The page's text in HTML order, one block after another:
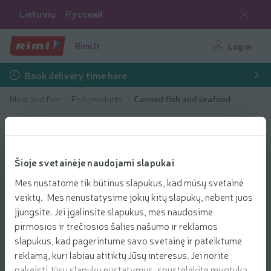
Šioje svetainėje naudojami slapukai
Mes nustatome tik būtinus slapukus, kad mūsų svetainė
veiktų. Mes nenustatysime jokių kitų slapukų, nebent juos
įjungsite. Jei įgalinsite slapukus, mes naudosime
pirmosios ir trečiosios šalies našumo ir reklamos
slapukus, kad pagerintume savo svetainę ir pateiktume
reklamą, kuri labiau atitiktų Jūsų interesus. Jei norite
Lietuvių Русский
Rimi.lt Log in
Book delivery time here
Meat and fish Fish products Canned fish and seafood